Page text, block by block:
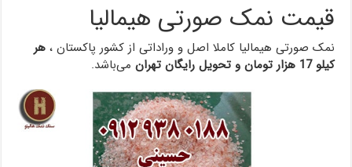
قیمت نمک صورتی هیمالیا
نمک صورتی هیمالیا کاملا اصل و وراداتی از کشور پاکستان ،هر
کیلو 17 هزار تومان و تحویل رایگان تهران
می‌باشد.